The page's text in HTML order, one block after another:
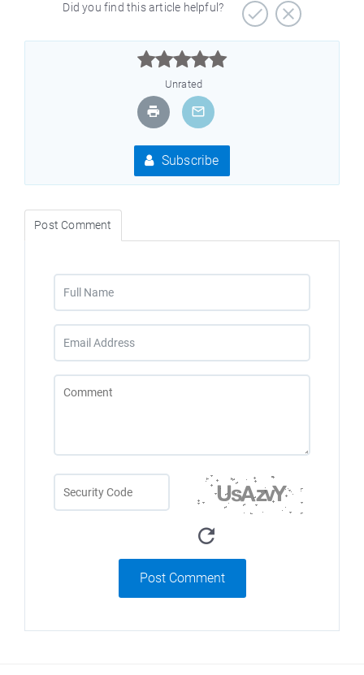
Did you find this article helpful?



Unrated
Subscribe
Post Comment
Post Comment